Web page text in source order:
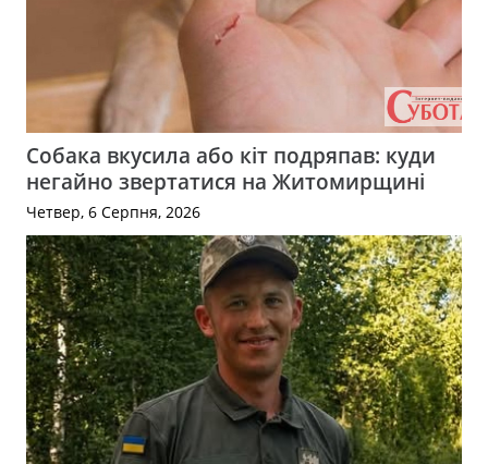
Собака вкусила або кіт подряпав: куди
негайно звертатися на Житомирщині
Четвер, 6 Серпня, 2026